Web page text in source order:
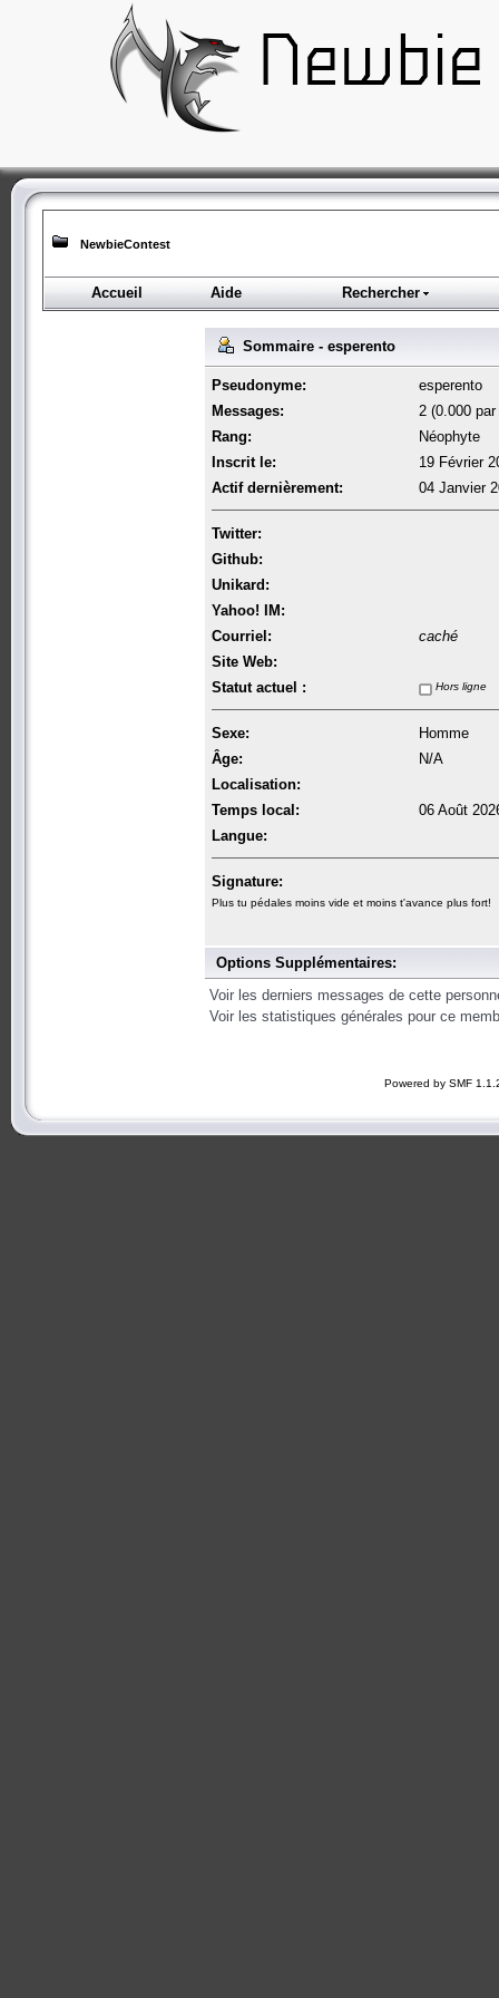
NewbieContest
Accueil Aide Rechercher
Sommaire - esperento
Pseudonyme:
esperento
Messages:
2 (0.000 par
Rang:
Néophyte
Inscrit le:
19 Février
Actif dernièrement:
04 Janvier
Twitter:
Github:
Unikard:
Yahoo! IM:
Courriel:
caché
Site Web:
Statut actuel :
Hors ligne
Sexe:
Homme
Âge:
N/A
Localisation:
Temps local:
06 Août
Langue:
Signature:
Plus tu pédales moins vide et moins t'avance plus fort!
Options Supplémentaires:
Voir les derniers messages de cette
Voir les statistiques générales pour ce
Powered by SMF